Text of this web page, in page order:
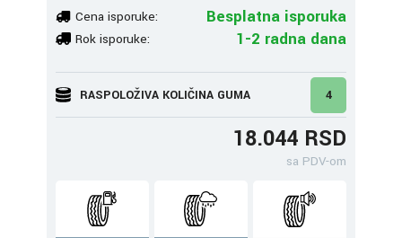
Cena isporuke: Besplatna isporuka
Rok isporuke: 1-2 radna dana
RASPOLOŽIVA KOLIČINA GUMA 4
18.044 RSD
sa PDV-om